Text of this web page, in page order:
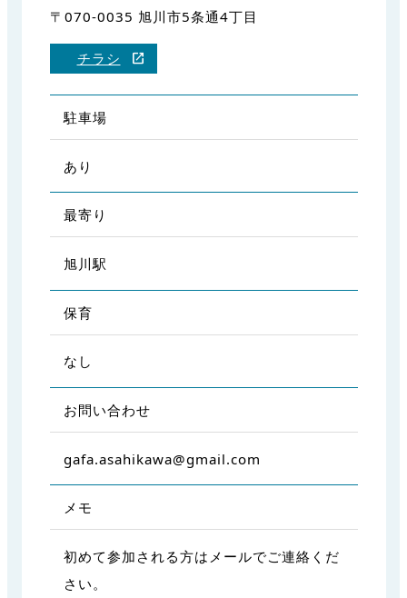
〒070-0035 旭川市5条通4丁目
チラシ
駐車場
あり
最寄り
旭川駅
保育
なし
お問い合わせ
gafa.asahikawa@gmail.com
メモ
初めて参加される方はメールでご連絡くだ
さい。